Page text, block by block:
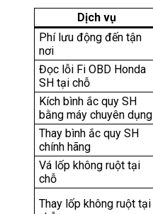
Dịch vụ
Phí lưu động đến tận
nơi
Đọc lỗi Fi OBD Honda
SH tại chỗ
Kích bình ắc quy SH
bằng máy chuyên dụng
Thay bình ắc quy SH
chính hãng
Vá lốp không ruột tại
chỗ
Thay lốp không ruột tại